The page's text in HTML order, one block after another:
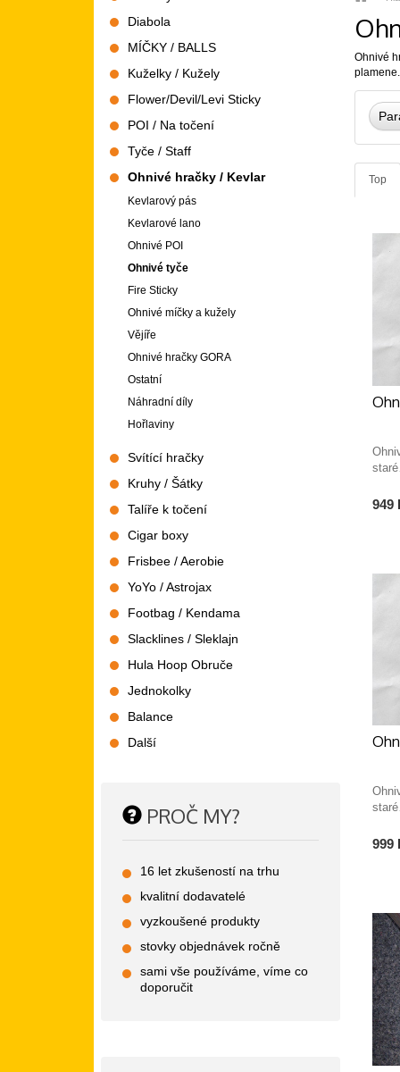
Ohnivé
plamene.
Top
949
999
Diabola
MÍČKY / BALLS
Kuželky / Kužely
Flower/Devil/Levi Sticky
POI / Na točení
Tyče / Staff
Ohnivé hračky / Kevlar
Kevlarový pás
Kevlarové lano
Ohnivé POI
Ohnivé tyče
Fire Sticky
Ohnivé míčky a kužely
Vějíře
Ohnivé hračky GORA
Ostatní
Náhradní díly
Hořlaviny
Svítící hračky
Kruhy / Šátky
Talíře k točení
Cigar boxy
Frisbee / Aerobie
YoYo / Astrojax
Footbag / Kendama
Slacklines / Sleklajn
Hula Hoop Obruče
Jednokolky
Balance
Další
PROČ MY?
16 let zkušeností na trhu
kvalitní dodavatelé
vyzkoušené produkty
stovky objednávek ročně
sami vše používáme, víme co
doporučit